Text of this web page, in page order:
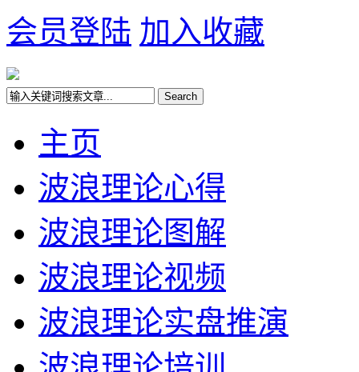
会员登陆 加入收藏
主页
波浪理论心得
波浪理论图解
波浪理论视频
波浪理论实盘推演